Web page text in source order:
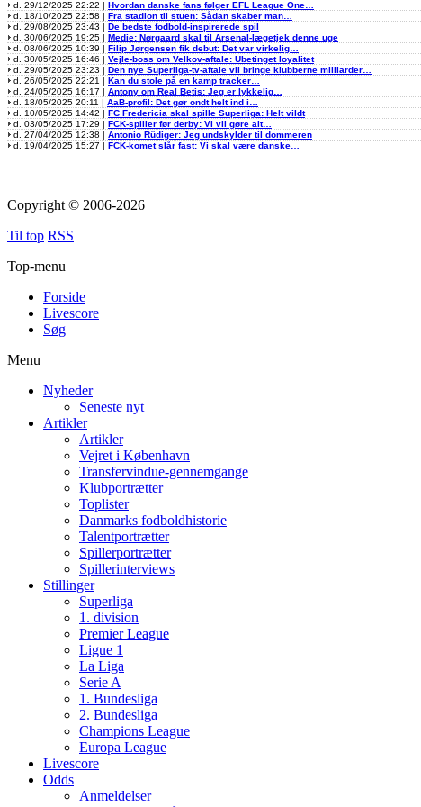
d. 29/12/2025 22:22 | Hvordan danske fans følger EFL League One…
d. 18/10/2025 22:58 | Fra stadion til stuen: Sådan skaber man…
d. 29/08/2025 23:43 | De bedste fodbold-inspirerede spil
d. 30/06/2025 19:25 | Medie: Nørgaard skal til Arsenal-lægetjek denne uge
d. 08/06/2025 10:39 | Filip Jørgensen fik debut: Det var virkelig…
d. 30/05/2025 16:46 | Vejle-boss om Velkov-aftale: Ubetinget loyalitet
d. 29/05/2025 23:23 | Den nye Superliga-tv-aftale vil bringe klubberne milliarder…
d. 26/05/2025 22:21 | Kan du stole på en kamp tracker…
d. 24/05/2025 16:17 | Antony om Real Betis: Jeg er lykkelig…
d. 18/05/2025 20:11 | AaB-profil: Det gør ondt helt ind i…
d. 10/05/2025 14:42 | FC Fredericia skal spille Superliga: Helt vildt
d. 03/05/2025 17:29 | FCK-spiller før derby: Vi vil gøre alt…
d. 27/04/2025 12:38 | Antonio Rüdiger: Jeg undskylder til dommeren
d. 19/04/2025 15:27 | FCK-komet slår fast: Vi skal være danske…
Copyright © 2006-2026
Til top RSS
Top-menu
Forside
Livescore
Søg
Menu
Nyheder
Seneste nyt
Artikler
Artikler
Vejret i København
Transfervindue-gennemgange
Klubportrætter
Toplister
Danmarks fodboldhistorie
Talentportrætter
Spillerportrætter
Spillerinterviews
Stillinger
Superliga
1. division
Premier League
Ligue 1
La Liga
Serie A
1. Bundesliga
2. Bundesliga
Champions League
Europa League
Livescore
Odds
Anmeldelser